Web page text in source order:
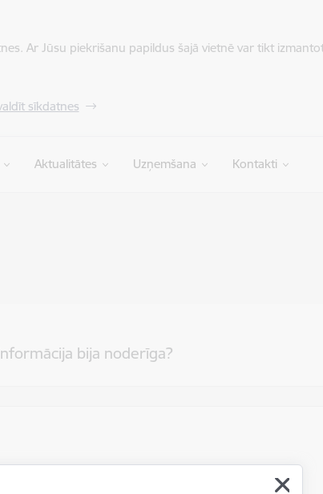
Ar Jūsu piekrišanu papildus šajā vietnē var tikt
sīkdatnes
Aktualitātes Uzņemšana Kontakti
bija noderīga?